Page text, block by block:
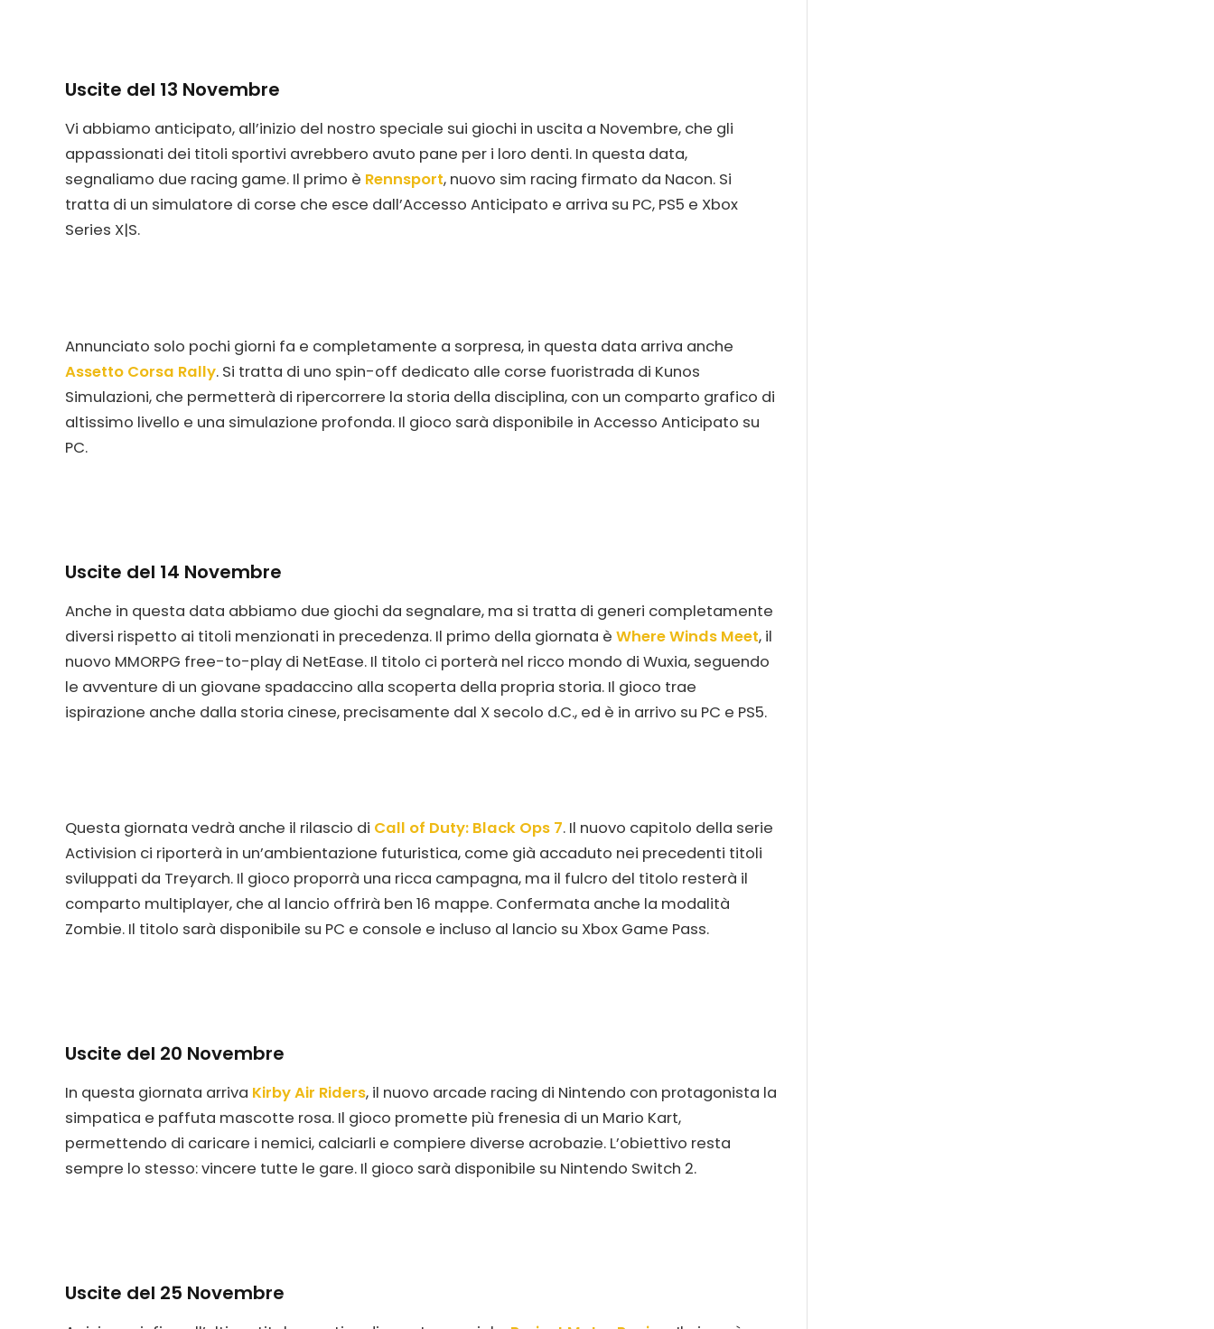
Uscite del 13 Novembre
Vi abbiamo anticipato, all’inizio del nostro speciale sui giochi in uscita a Novembre, che gli
appassionati dei titoli sportivi avrebbero avuto pane per i loro denti. In questa data,
segnaliamo due racing game. Il primo è Rennsport, nuovo sim racing firmato da Nacon. Si
tratta di un simulatore di corse che esce dall’Accesso Anticipato e arriva su PC, PS5 e Xbox
Series X|S.
Annunciato solo pochi giorni fa e completamente a sorpresa, in questa data arriva anche
Assetto Corsa Rally. Si tratta di uno spin-off dedicato alle corse fuoristrada di Kunos
Simulazioni, che permetterà di ripercorrere la storia della disciplina, con un comparto grafico di
altissimo livello e una simulazione profonda. Il gioco sarà disponibile in Accesso Anticipato su
PC.
Uscite del 14 Novembre
Anche in questa data abbiamo due giochi da segnalare, ma si tratta di generi completamente
diversi rispetto ai titoli menzionati in precedenza. Il primo della giornata è Where Winds Meet, il
nuovo MMORPG free-to-play di NetEase. Il titolo ci porterà nel ricco mondo di Wuxia, seguendo
le avventure di un giovane spadaccino alla scoperta della propria storia. Il gioco trae
ispirazione anche dalla storia cinese, precisamente dal X secolo d.C., ed è in arrivo su PC e PS5.
Questa giornata vedrà anche il rilascio di Call of Duty: Black Ops 7. Il nuovo capitolo della serie
Activision ci riporterà in un’ambientazione futuristica, come già accaduto nei precedenti titoli
sviluppati da Treyarch. Il gioco proporrà una ricca campagna, ma il fulcro del titolo resterà il
comparto multiplayer, che al lancio offrirà ben 16 mappe. Confermata anche la modalità
Zombie. Il titolo sarà disponibile su PC e console e incluso al lancio su Xbox Game Pass.
Uscite del 20 Novembre
In questa giornata arriva Kirby Air Riders, il nuovo arcade racing di Nintendo con protagonista la
simpatica e paffuta mascotte rosa. Il gioco promette più frenesia di un Mario Kart,
permettendo di caricare i nemici, calciarli e compiere diverse acrobazie. L’obiettivo resta
sempre lo stesso: vincere tutte le gare. Il gioco sarà disponibile su Nintendo Switch 2.
Uscite del 25 Novembre